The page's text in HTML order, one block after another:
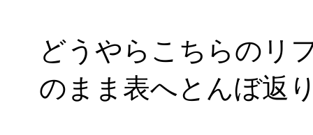
どうやらこちらのリ
のまま表へとんぼ返